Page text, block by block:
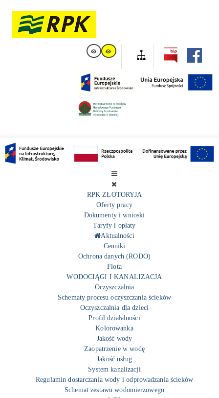
RPK ZŁOTORYJA
Oferty pracy
Dokumenty i wnioski
Taryfy i opłaty
Aktualności
Cenniki
Ochrona danych (RODO)
Flota
WODOCIĄGI I KANALIZACJA
Oczyszczalnia
Schematy procesu oczyszczania ścieków
Oczyszczalnia dla dzieci
Profil działalności
Kolorowanka
Jakość wody
Zaopatrzenie w wodę
Jakość usług
System kanalizacji
Regulamin dostarczania wody i odprowadzania ścieków
Schemat zestawu wodomierzowego